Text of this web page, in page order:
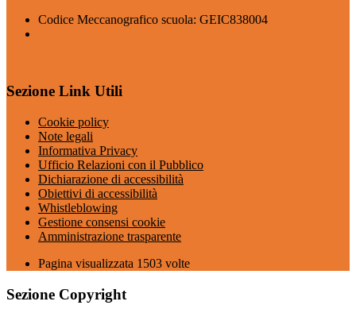
Codice Meccanografico scuola: GEIC838004
Sezione Link Utili
Cookie policy
Note legali
Informativa Privacy
Ufficio Relazioni con il Pubblico
Dichiarazione di accessibilità
Obiettivi di accessibilità
Whistleblowing
Gestione consensi cookie
Amministrazione trasparente
Pagina visualizzata 1503 volte
Sezione Copyright